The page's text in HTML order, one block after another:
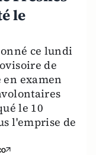
le
ce lundi
de
en examen
le 10
l'emprise de